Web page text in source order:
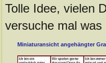
Tolle Idee, vielen
versuche mal
Miniaturansicht angehängter